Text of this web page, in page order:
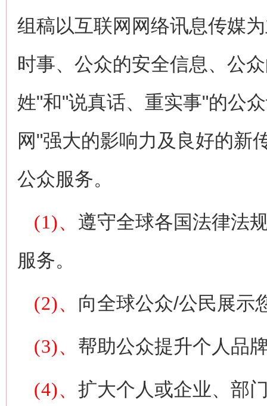
组稿以互联网网络讯息传媒
时事、公众的安全信息、公
姓"和"说真话、重实事"的公
网"强大的影响力及良好的新
公众服务。
(1)、 遵守全球各国法律法
服务。
(2)、 向全球公众/公民展示
(3)、 帮助公众提升个人品
(4)、 扩大个人或企业、部